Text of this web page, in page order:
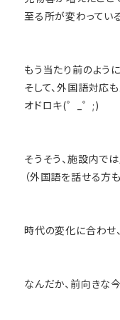
至る所が変わってい
もう当たり前のよう
そして、外国語対応も
オドロキ(゜_゜;)
そうそう、施設内で
（外国語を話せる方
時代の変化に合わせ
なんだか、前向きな